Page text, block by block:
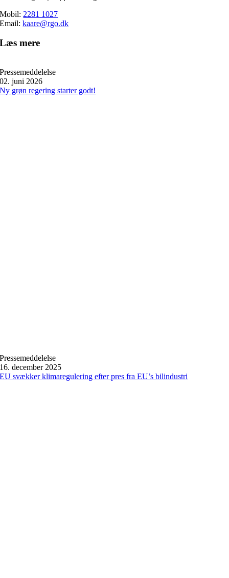
Mobil: 2281 1027
Email:kaare@rgo.dk
Læs mere
Pressemeddelelse
02. juni 2026
Ny grøn regering starter godt!
Pressemeddelelse
16. december 2025
EU svækker klimaregulering efter pres fra EU’s bilindustri